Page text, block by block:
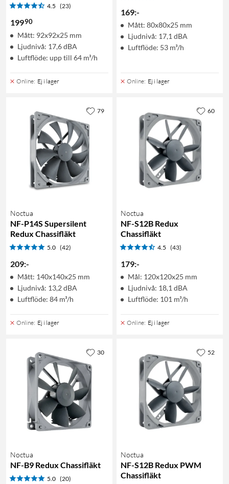
4.5 (23)
19990
Mått: 92x92x25 mm
Ljudnivå: 17,6 dBA
Luftflöde: upp till 64 m³/h
Online: Ej i lager
169:-
Mått: 80x80x25 mm
Ljudnivå: 17,1 dBA
Luftflöde: 53 m³/h
Online: Ej i lager
Noctua
NF-P14S Supersilent
Redux Chassifläkt
5.0 (42)
209:-
Mått: 140x140x25 mm
Ljudnivå: 13,2 dBA
Luftflöde: 84 m³/h
Online: Ej i lager
79
Noctua
NF-S12B Redux
Chassifläkt
4.5 (43)
179:-
Mål: 120x120x25 mm
Ljudnivå: 18,1 dBA
Luftflöde: 101 m³/h
Online: Ej i lager
60
Noctua
NF-B9 Redux Chassifläkt
5.0 (20)
30
Noctua
NF-S12B Redux PWM
Chassifläkt
52